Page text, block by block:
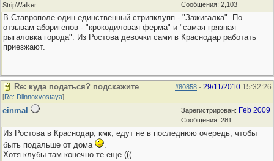
Сообщения: 2,103
StripWalker
В Ставрополе один-единственный стрипклупп - "Зажигалка". По
отзывам аборигенов - "крокодиловая ферма" и "самая грязная
рыгаловка города". Из Ростова девочки сами в Краснодар работать
приезжают.
#80858 - 29/11/2010 15:32:26
Re: куда податься? подскажите
[Re: Dlinnoxvostaya]
Зарегистрирован: Feb 2009
Сообщения: 281
einmal
Из Ростова в Краснодар, кмк, едут не в последнюю очередь, чтобы
быть подальше от дома
.
Хотя клубы там конечно те еще (((